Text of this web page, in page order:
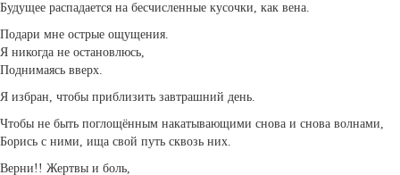
Будущее распадается на бесчисленные кусочки, как вена.
Подари мне острые ощущения.
Я никогда не остановлюсь,
Поднимаясь вверх.
Я избран, чтобы приблизить завтрашний день.
Чтобы не быть поглощённым накатывающими снова и снова волнами,
Борись с ними, ища свой путь сквозь них.
Верни!! Жертвы и боль,